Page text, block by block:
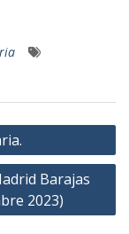
Barajas
2023)